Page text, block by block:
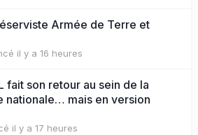
Armée de Terre et
il y a 16 heures
fait son retour au sein de la
nationale… mais en version
il y a 17 heures